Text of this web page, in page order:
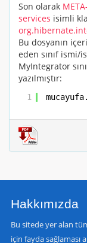
Son olarak
services isimli
Bu dosyanın
eden sınıf ismi/
MyIntegrator
yazılmıştır:
1
Hakkımızda
Bu sitede yer alan
için fayda sağlaması